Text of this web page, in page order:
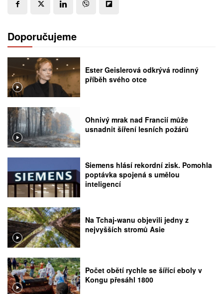
Doporučujeme
Ester Geislerová odkrývá rodinný
příběh svého otce
Ohnivý mrak nad Francií může
usnadnit šíření lesních požárů
Siemens hlásí rekordní zisk. Pomohla
poptávka spojená s umělou
inteligencí
Na Tchaj-wanu objevili jedny z
nejvyšších stromů Asie
Počet obětí rychle se šířící eboly v
Kongu přesáhl 1800